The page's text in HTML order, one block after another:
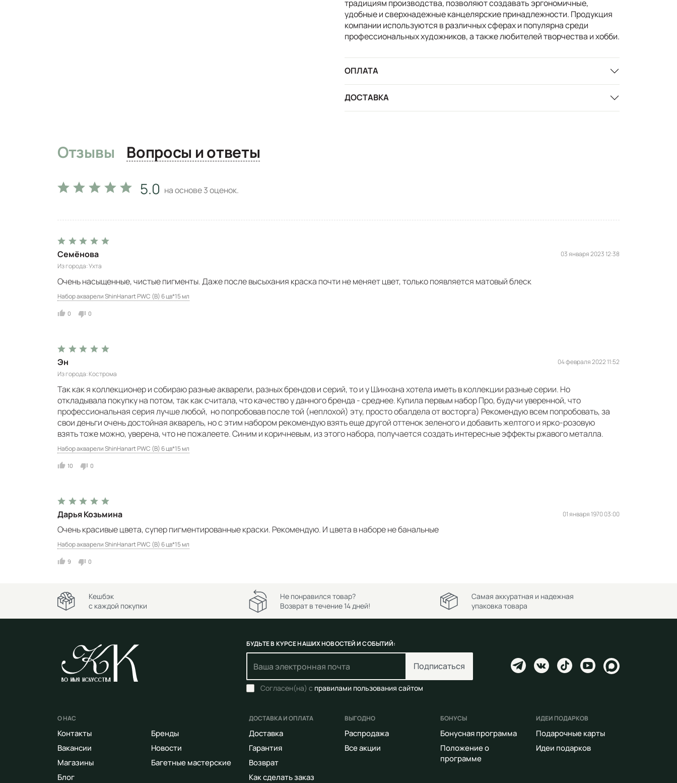
традициям производства, позволяют создавать эргономичные,
удобные и сверхнадежные канцелярские принадлежности. Продукция
компании используются в различных сферах и популярна среди
профессиональных художников, а также любителей творчества и хобби.
ОПЛАТА
ДОСТАВКА
Отзывы Вопросы и ответы
5.0 на основе3оценок.
Семёнова
Из города Ухта
03 января 2023 12:38
Очень насыщенные, чистые пигменты. Даже после высыхания краска почти не меняет цвет, только появляется матовый блеск
Набор акварели ShinHanart PWC (B) 6 цв*15 мл
0 0
Эн
Из города Кострома
04 февраля 2022 11:52
Так как я коллекционер и собираю разные акварели, разных брендов и серий, то и у Шинхана хотела иметь в коллекции разные серии. Но
откладывала покупку на потом, так как считала, что качество у данного бренда - среднее. Купила первым набор Про, будучи уверенной, что
профессиональная серия лучше любой, но попробовав после той (неплохой) эту, просто обалдела от восторга) Рекомендую всем попробовать, за
свои деньги очень достойная акварель, но с этим набором рекомендую взять еще другой оттенок зеленого и добавить желтого и ярко-розовую
взять тоже можно, уверена, что не пожалеете. Синим и коричневым, из этого набора, получается создать интересные эффекты ржавого металла.
Набор акварели ShinHanart PWC (B) 6 цв*15 мл
10 0
Дарья Козьмина 01 января 1970 03:00
Очень красивые цвета, супер пигментированные краски. Рекомендую. И цвета в наборе не банальные
Набор акварели ShinHanart PWC (B) 6 цв*15 мл
9 0
Кешбэк
с каждой покупки
Не понравился товар?
Возврат в течение 14 дней!
Самая аккуратная и надежная
упаковка товара
БУДЬТЕ В КУРСЕ НАШИХ НОВОСТЕЙ И СОБЫТИЙ:
Подписаться
Согласен(на) с правилами пользования сайтом
О НАС
Контакты
Вакансии
Магазины
Блог
Бренды
Новости
Багетные мастерские
ДОСТАВКА И ОПЛАТА
Доставка
Гарантия
Возврат
Как сделать заказ
ВЫГОДНО
Распродажа
Все акции
БОНУСЫ
Бонусная программа
Положение о
программе
ИДЕИ ПОДАРКОВ
Подарочные карты
Идеи подарков